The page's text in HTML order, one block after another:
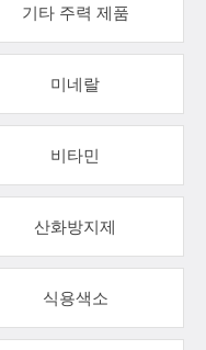
기타 주력 제품
미네랄
비타민
산화방지제
식용색소